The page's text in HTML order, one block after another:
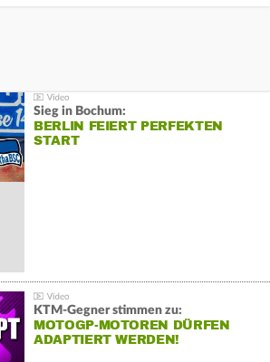
Sieg in Bochum:
BERLIN FEIERT PERFEKTEN
START
KTM-Gegner stimmen zu:
MOTOGP-MOTOREN DÜRFEN
ADAPTIERT WERDEN!